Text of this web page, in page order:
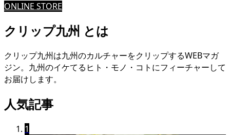
ONLINE STORE
クリップ九州 とは
クリップ九州は九州のカルチャーをクリップするWEBマガ
ジン。九州のイケてるヒト・モノ・コトにフィーチャーして
お届けします。
人気記事
1